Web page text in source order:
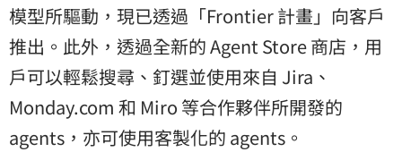
模型所驅動，現已透過「Frontier 計畫」向客戶
推出。此外，透過全新的 Agent Store 商店，用
戶可以輕鬆搜尋、釘選並使用來自 Jira、
Monday.com 和 Miro 等合作夥伴所開發的
agents，亦可使用客製化的 agents。